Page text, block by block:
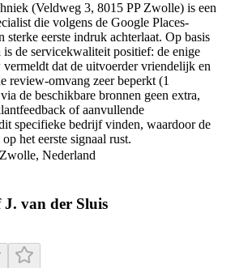
(Veldweg 3, 8015 PP Zwolle) is een
die volgens de Google Places-
sterke eerste indruk achterlaat. Op basis
is de servicekwaliteit positief: de enige
dat de uitvoerder vriendelijk en
review-omvang zeer beperkt (1
de beschikbare bronnen geen extra,
of aanvullende
specifieke bedrijf vinden, waardoor de
het eerste signaal rust.
Nederland
van der Sluis